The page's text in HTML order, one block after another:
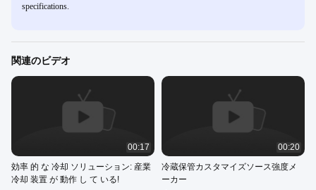
specifications.
関連のビデオ
00:17
効率 的 な 冷却 ソリューション: 産業
冷却 装置 が 動作 し て いる!
00:20
冷蔵保管カスタマイズソース強度メ
ーカー